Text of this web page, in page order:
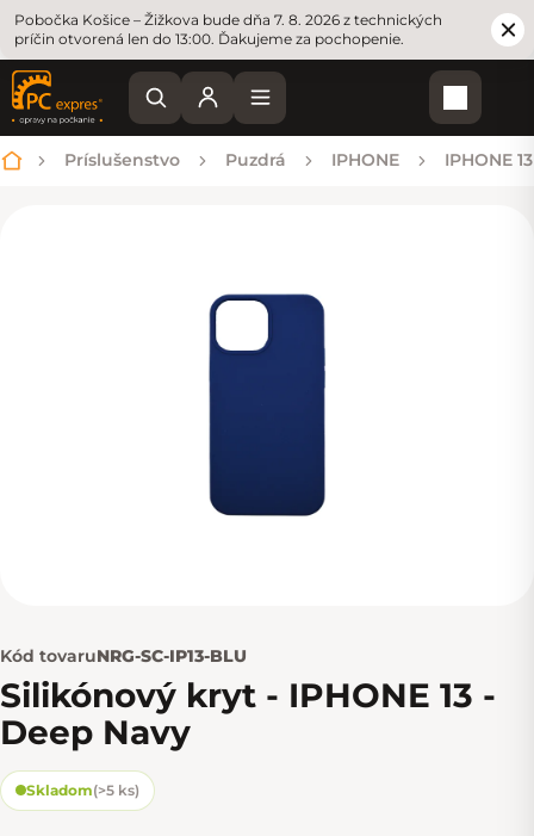
Pobočka Košice – Žižkova bude dňa 7. 8. 2026 z technických
príčin otvorená len do 13:00. Ďakujeme za pochopenie.
Domov
Príslušenstvo Puzdrá IPHONE IPHONE 13
Kód tovaruNRG-SC-IP13-BLU
Silikónový kryt - IPHONE 13 -
Deep Navy
Skladom(>5 ks)